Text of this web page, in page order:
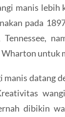
manis lebih
pada
Wharton untuk
manis datang
dibikin